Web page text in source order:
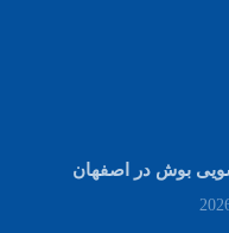
بوش در اصفهان